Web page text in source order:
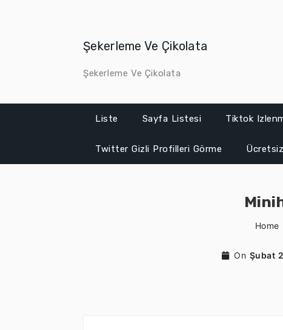
Şekerleme Ve Çikolata
Şekerleme Ve Çikolata
Liste Sayfa Listesi Tiktok
Twitter Gizli Profilleri Görme
Home
On Şubat